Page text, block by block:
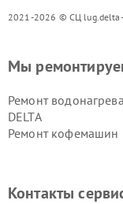
2021-2026 © СЦ
Мы
Ремонт
DELTA
Ремонт кофемашин
Контакты